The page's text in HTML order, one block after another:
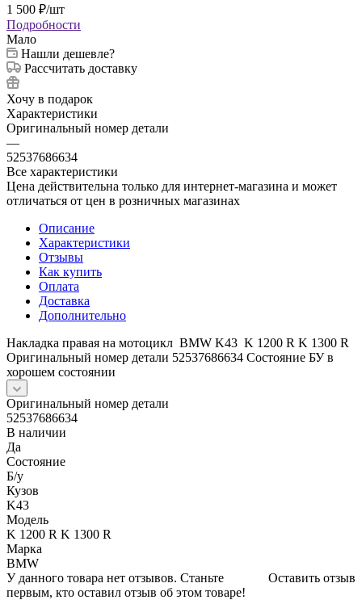
1 500 ₽/шт
Подробности
Мало
Нашли дешевле?
Рассчитать доставку
Хочу в подарок
Характеристики
Оригинальный номер детали
—
52537686634
Все характеристики
Цена действительна только для интернет-магазина и может
отличаться от цен в розничных магазинах
Описание
Характеристики
Отзывы
Как купить
Оплата
Доставка
Дополнительно
Накладка правая на мотоцикл BMW K43 K 1200 R K 1300 R
Оригинальный номер детали 52537686634 Состояние БУ в
хорошем состоянии
Оригинальный номер детали
52537686634
В наличии
Да
Состояние
Б/y
Кузов
K43
Модель
K 1200 R K 1300 R
Марка
BMW
Оставить отзыв
У данного товара нет отзывов. Станьте
первым, кто оставил отзыв об этом товаре!